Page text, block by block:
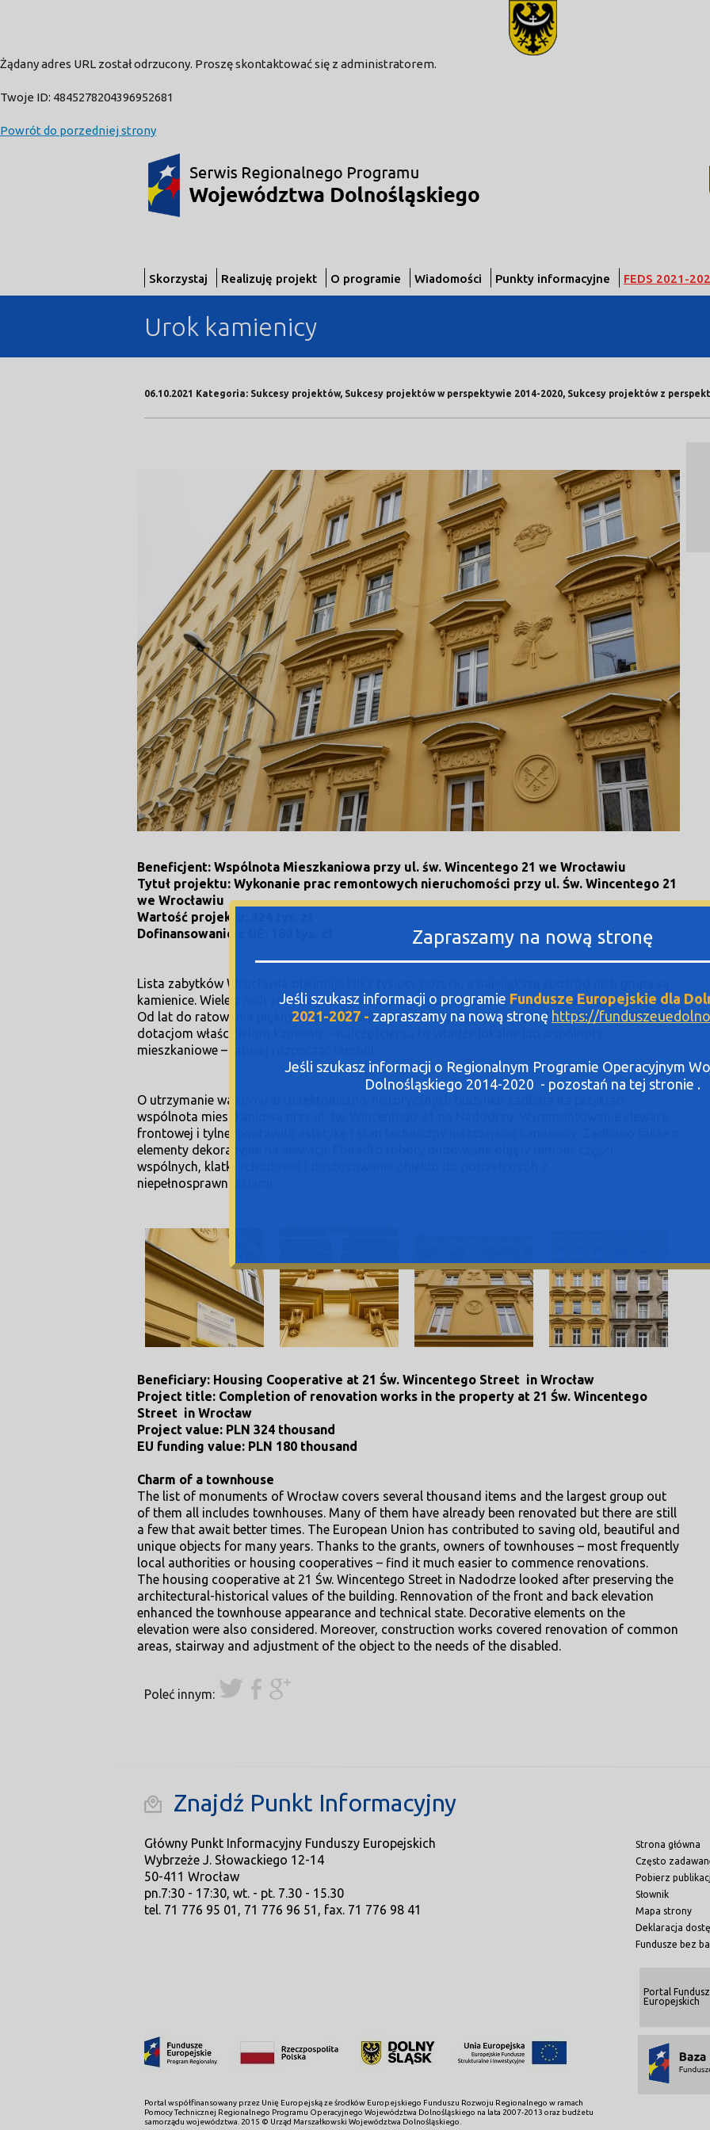
Żądany adres URL został odrzucony. Proszę skontaktować się z administratorem.
Twoje ID: 4845278204396952681
Powrót do porzedniej strony
Skorzystaj Realizuję projekt O programie Wiadomości Punkty informacyjne FEDS 2021-
Urok kamienicy
06.10.2021 Kategoria: Sukcesy projektów, Sukcesy projektów w perspektywie 2014-2020, Sukcesy projektów z
Beneficjent: Wspólnota Mieszkaniowa przy ul. św. Wincentego 21 we Wrocławiu
Tytuł projektu: Wykonanie prac remontowych nieruchomości przy ul. Św. Wincentego 21
we Wrocławiu
Wartość projektu: 324 tys. zł
Dofinansowanie z UE: 180 tys. zł
Lista zabytków Wrocławia obejmuje kilka tysięcy pozycji, a największą spośród nich grupą są
kamienice. Wiele z nich zostało już wyremontowanych, ale sporo wciąż czeka na lepsze czasy.
Od lat do ratowania pięknych, unikatowych obiektów przyczynia się Unia Europejska. Dzięki
dotacjom właścicielom kamienic – najczęściej są to władze lokalne lub wspólnoty
mieszkaniowe – łatwiej rozpocząć remont.
O utrzymanie walorów architektoniczno-historycznych budynku zadbała na przykład
wspólnota mieszkaniowa przy ul. św. Wincentego 21 na Nadodrzu. Wyremontowanie elewacji
frontowej i tylnej poprawiło estetykę i stan techniczny niszczejącej kamienicy. Zadbano także o
elementy dekoracyjne na elewacji. Ponadto roboty budowlane objęły remont części
wspólnych, klatki schodowej i dostosowanie obiektu do potrzeb osób z
niepełnosprawnościami.
Beneficiary: Housing Cooperative at 21 Św. Wincentego Street in Wrocław
Project title: Completion of renovation works in the property at 21 Św. Wincentego
Street in Wrocław
Project value: PLN 324 thousand
EU funding value: PLN 180 thousand
Charm of a townhouse
The list of monuments of Wrocław covers several thousand items and the largest group out
of them all includes townhouses. Many of them have already been renovated but there are still
a few that await better times. The European Union has contributed to saving old, beautiful and
unique objects for many years. Thanks to the grants, owners of townhouses – most frequently
local authorities or housing cooperatives – find it much easier to commence renovations.
The housing cooperative at 21 Św. Wincentego Street in Nadodrze looked after preserving the
architectural-historical values of the building. Rennovation of the front and back elevation
enhanced the townhouse appearance and technical state. Decorative elements on the
elevation were also considered. Moreover, construction works covered renovation of common
areas, stairway and adjustment of the object to the needs of the disabled.
Poleć innym:
Znajdź Punkt Informacyjny
Główny Punkt Informacyjny Funduszy Europejskich
Wybrzeże J. Słowackiego 12-14
50-411 Wrocław
pn.7:30 - 17:30, wt. - pt. 7.30 - 15.30
tel. 71 776 95 01, 71 776 96 51, fax. 71 776 98 41
Strona główna
Często
Pobierz
Słownik
Mapa strony
Deklaracja
Fundusze bez
Portal
Europejskich
Portal współfinansowany przez Unię Europejską ze środków Europejskiego Funduszu Rozwoju Regionalnego w ramach
Pomocy Technicznej Regionalnego Programu Operacyjnego Województwa Dolnośląskiego na lata 2007-2013 oraz budżetu
samorządu województwa. 2015 © Urząd Marszałkowski Województwa Dolnośląskiego.
modal-check
Zapraszamy na nową stronę
Jeśli szukasz informacji o programie Fundusze Europejskie dla
2021-2027 - zapraszamy na nową stronę https://
Jeśli szukasz informacji o Regionalnym Programie Operacyjnym
Dolnośląskiego 2014-2020 - pozostań na tej stronie .